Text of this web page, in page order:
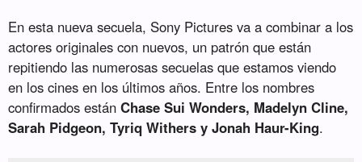
En esta nueva secuela, Sony Pictures va a combinar a los
actores originales con nuevos, un patrón que están
repitiendo las numerosas secuelas que estamos viendo
en los cines en los últimos años. Entre los nombres
confirmados estánChase Sui Wonders, Madelyn Cline,
Sarah Pidgeon, Tyriq Withers y Jonah Haur-King.